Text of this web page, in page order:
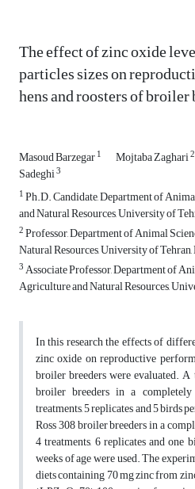
The effect of zinc oxide
particles sizes on
hens and roosters of broiler
Masoud Barzegar1 Mojtaba Zaghari2
Sadeghi3
1Ph.D. Candidate, Department of
and Natural Resources, ‎University of
2Professor, Department of Animal
Natural Resources, University of
3Associate Professor, Department of
Agriculture and Natural Resources,
In this research the effects of
zinc oxide on reproductive
broiler breeders were evaluated.
broiler breeders in a
treatments, 5 replicates and 5 birds
Ross 308 broiler breeders in a
4 treatments, 6 replicates and one
weeks of age were used. The
diets containing 70 mg zinc from